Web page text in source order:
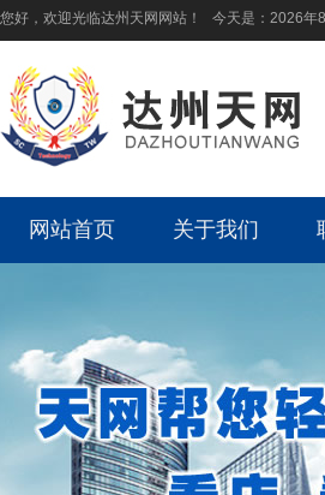
您好，欢迎光临达州天网网站！ 今天是： 2026年
网站首页 关于我们